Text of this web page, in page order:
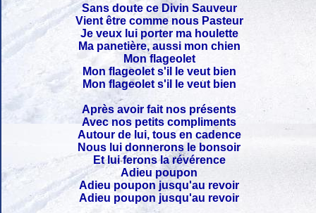
Sans doute ce Divin Sauveur
Vient être comme nous Pasteur
Je veux lui porter ma houlette
Ma panetière, aussi mon chien
Mon flageolet
Mon flageolet s'il le veut bien
Mon flageolet s'il le veut bien
Après avoir fait nos présents
Avec nos petits compliments
Autour de lui, tous en cadence
Nous lui donnerons le bonsoir
Et lui ferons la révérence
Adieu poupon
Adieu poupon jusqu'au revoir
Adieu poupon jusqu'au revoir